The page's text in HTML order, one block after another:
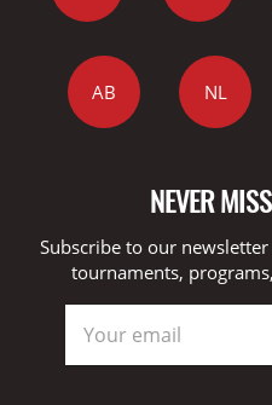
AB NL
NEVER
Subscribe to our
tournaments,